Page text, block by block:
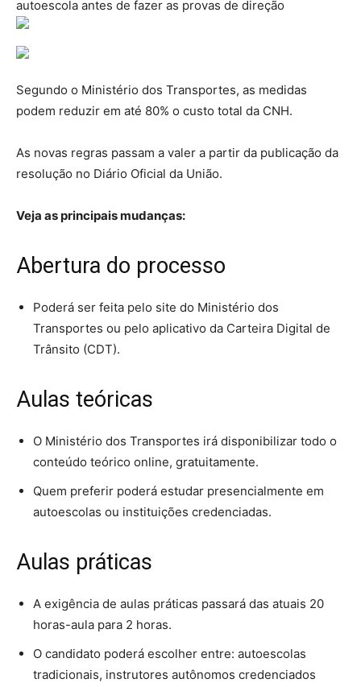
autoescola antes de fazer as provas de direção
Segundo o Ministério dos Transportes, as medidas
podem reduzir em até 80% o custo total da CNH.
As novas regras passam a valer a partir da publicação da
resolução no Diário Oficial da União.
Veja as principais mudanças:
Abertura do processo
Poderá ser feita pelo site do Ministério dos
Transportes ou pelo aplicativo da Carteira Digital de
Trânsito (CDT).
Aulas teóricas
O Ministério dos Transportes irá disponibilizar todo o
conteúdo teórico online, gratuitamente.
Quem preferir poderá estudar presencialmente em
autoescolas ou instituições credenciadas.
Aulas práticas
A exigência de aulas práticas passará das atuais 20
horas-aula para 2 horas.
O candidato poderá escolher entre: autoescolas
tradicionais, instrutores autônomos credenciados